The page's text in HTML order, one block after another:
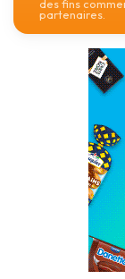
des fins
partenaires.